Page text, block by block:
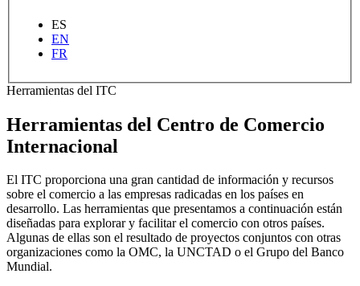
ES
EN
FR
Herramientas del ITC
Herramientas del Centro de Comercio
Internacional
El ITC proporciona una gran cantidad de información y recursos
sobre el comercio a las empresas radicadas en los países en
desarrollo. Las herramientas que presentamos a continuación están
diseñadas para explorar y facilitar el comercio con otros países.
Algunas de ellas son el resultado de proyectos conjuntos con otras
organizaciones como la OMC, la UNCTAD o el Grupo del Banco
Mundial.